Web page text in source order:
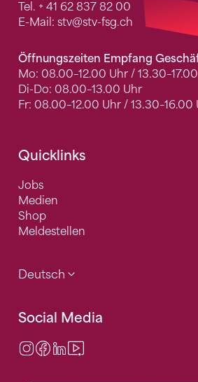
Tel. + 41 62 837 82 00
E-Mail: stv@stv-fsg.ch
Öffnungszeiten Empfang
Mo: 08.00–12.00 Uhr /
Di-Do: 08.00–13.00 Uhr
Fr: 08.00–12.00 Uhr / 13.30–16.00
Quicklinks
Jobs
Medien
Shop
Meldestellen
Deutsch
Social Media
Instagram
Facebook
LinkedIn